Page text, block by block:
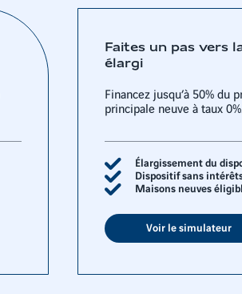
Faites un pas vers
élargi
Financez jusqu’à 50% du
principale neuve à taux 0%.
Élargissement du
Dispositif sans
Maisons neuves
Voir le simulateur